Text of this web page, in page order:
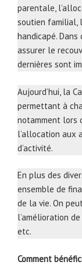
parentale,
soutien familial,
handicapé.
assurer le
dernières sont
Aujourd’hui, la
permettant à
notamment lors
l’allocation aux
d’activité.
En plus des
ensemble de
de la vie. On
l’amélioration
etc.
Comment